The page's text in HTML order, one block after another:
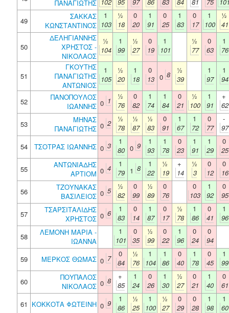
ΠΑΝΑΓΙΩΤΗΣ
49
ΣΑΚΚΑΣ
ΚΩΝΣΤΑΝΤΙΝΟΣ
1
103
½
18
0
20
1
91
0
25
1
83
0
17
1
100
½
41
50
ΔΕΛΗΓΙΑΝΝΗΣ
ΧΡΗΣΤΟΣ -
ΝΙΚΟΛΑΟΣ
½
104
1
99
½
27
0
19
1
101
½
77
0
63
1
76
51
ΓΚΟΥΤΗΣ
ΠΑΝΑΓΙΩΤΗΣ
ΑΝΤΩΝΙΟΣ
1
105
½
20
1
18
0
13 0 8
½
39
1
97
1
94
52
ΠΑΝΟΠΟΥΛΟΣ
ΙΩΑΝΝΗΣ 0 1
½
76
0
82
1
74
1
84
0
21
½
100
1
91
+
62
53
ΜΗΝΑΣ
ΠΑΝΑΓΙΩΤΗΣ 0 2
½
78
½
87
½
83
0
91
1
67
1
72
0
77
-
97
54
ΤΣΟΤΡΑΣ ΙΩΑΝΝΗΣ 0 3
1
80 0 9
1
93
1
78
0
23
1
91
1
29
0
25
55
ΑΝΤΩΝΙΑΔΗΣ
ΑΡΤΙΟΜ 0 4
1
79
1 8
1
22
½
19
+
14
½
3
0
12
0
16
56
ΤΖΟΥΝΑΚΑΣ
ΒΑΣΙΛΕΙΟΣ 0 5
½
82
0
99
½
89
0
76
0
103
1
92
0
95
57
ΤΣΑΡΣΙΤΑΛΙΔΗΣ
ΧΡΗΣΤΟΣ 0 6
1
83
0
14
1
87
0
17
½
78
1
86
0
41
1
96
58
ΛΕΜΟΝΗ ΜΑΡΙΑ -
ΙΩΑΝΝΑ
1
101
0
35
½
99
0
22
1
96
0
24
0
94
59
ΜΕΡΚΟΣ ΘΩΜΑΣ 0 7
0
84
½
76
1
104
1
86
0
40
1
78
0
45
1
99
60
ΠΟΥΠΑΛΟΣ
ΝΙΚΟΛΑΟΣ 0 8
+
85
1
24
0
26
1
30
½
27
0
21
1
40
0
61
61 ΚΟΚΚΟΤΑ ΦΩΤΕΙΝΗ 0 9
1
86
½
25
1
100
½
27
0
29
0
28
1
98
1
60